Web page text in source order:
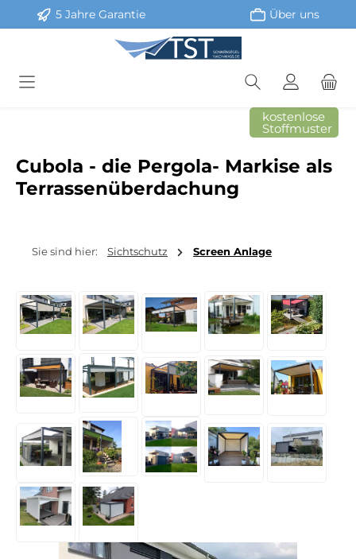
Zum Hauptinhalt springen
5 Jahre Garantie Über uns
kostenlose
Stoffmuster
Cubola - die Pergola- Markise als
Terrassenüberdachung
Sie sind hier: Sichtschutz Screen Anlage
Bildergalerie überspringen